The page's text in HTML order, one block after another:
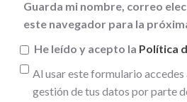
Guarda mi nombre, correo
este navegador para la
He leído y acepto la Política
Al usar este formulario
gestión de tus datos por parte